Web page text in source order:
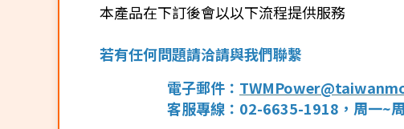
本產品在下訂後會以以下流程提供服務
若有任何問題請洽請與我們聯繫
電子郵件：
客服專線：02-6635-1918，周一~周五